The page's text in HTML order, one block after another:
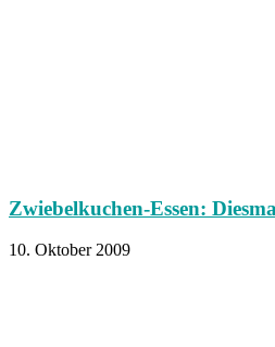
Zwiebelkuchen-Essen:
10. Oktober 2009